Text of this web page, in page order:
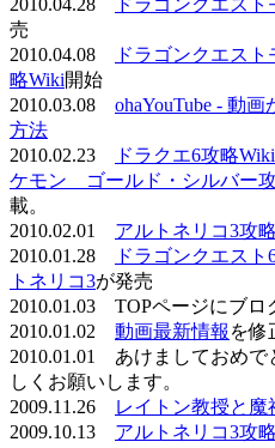
売
2010.04.08
ドラゴンクエス
略Wiki開始
2010.03.08 ohaYouTube - 動
方法
2010.02.23
ドラクエ6攻略Wiki
ケモン ゴールド・シルバー
載。
2010.02.01 アルトネリコ3攻
2010.01.28
ドラゴンクエス
トネリコ3が発売
2010.01.03 TOPページにブロ
2010.01.02 動画最新情報 を修
2010.01.01 あけましておめで
しくお願いします。
2009.11.26
レイトン教授と魔
2009.10.13 アルトネリコ3攻